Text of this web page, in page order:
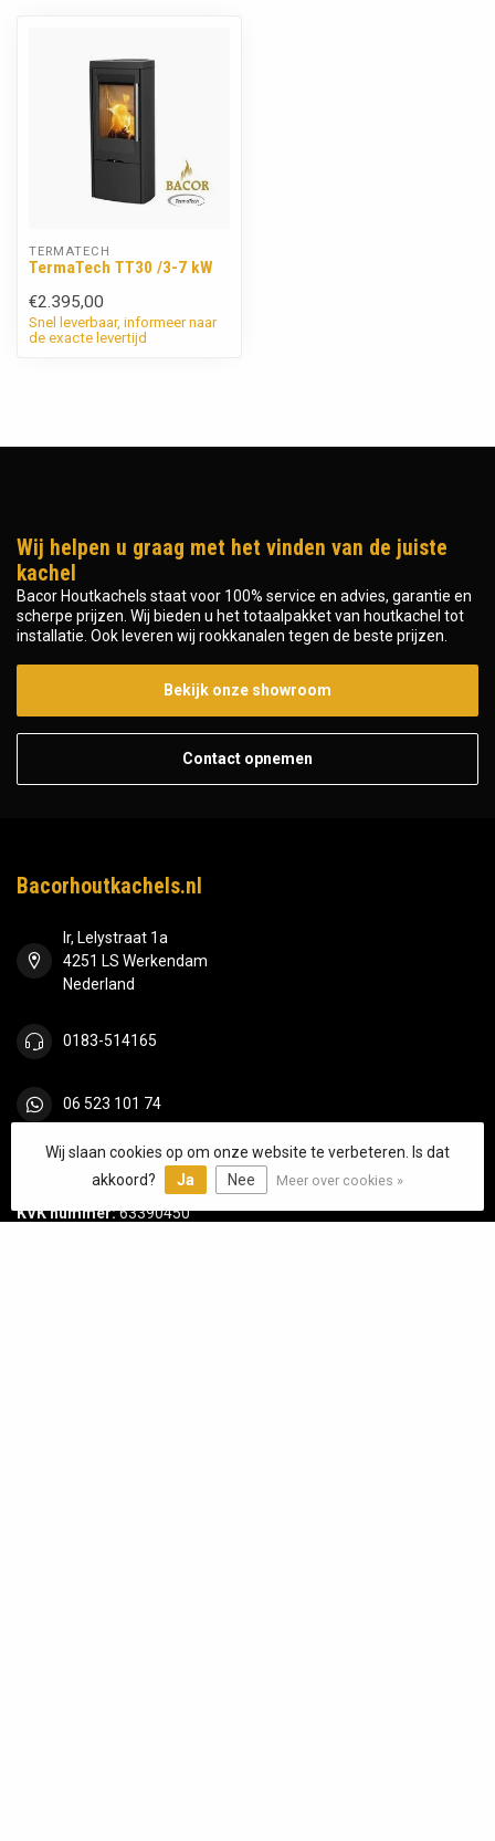
TERMATECH
TermaTech TT30 /3-7 kW
€2.395,00
Snel leverbaar, informeer naar
de exacte levertijd
Wij helpen u graag met het vinden van de juiste
kachel
Bacor Houtkachels staat voor 100% service en advies, garantie en
scherpe prijzen. Wij bieden u het totaalpakket van houtkachel tot
installatie. Ook leveren wij rookkanalen tegen de beste prijzen.
Bekijk onze showroom
Contact opnemen
Bacorhoutkachels.nl
Ir, Lelystraat 1a
4251 LS Werkendam
Nederland
0183-514165
06 523 101 74
info@bacorhoutkachels.nl
KVK nummer:63390450
Wij slaan cookies op om onze website te verbeteren. Is dat
akkoord?
Ja Nee Meer over cookies »